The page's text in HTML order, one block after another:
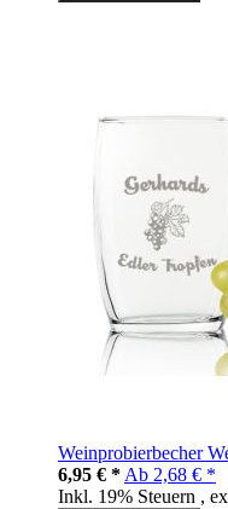
Weinprobierbecher
6,95 € * Ab 2,68 € *
Inkl. 19% Steuern ,